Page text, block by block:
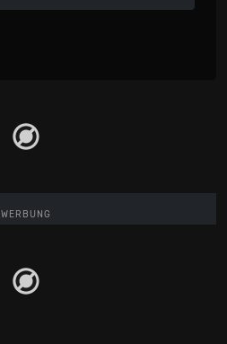
WERBUNG